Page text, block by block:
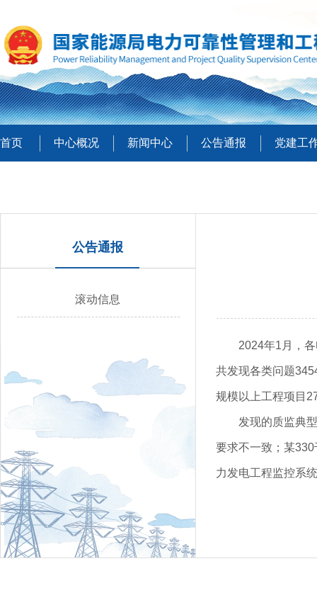
首页 中心概况 新闻中心 公告通报 党建工
公告通报
滚动信息
2024年1月，
共发现各类问题
规模以上工程项目
发现的质监典
要求不一致；某
力发电工程监控系